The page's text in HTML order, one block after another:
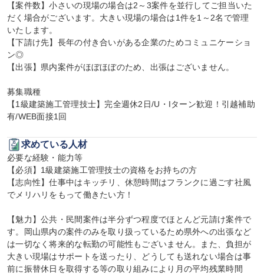
【案件数】小さいの現場の場合は2～3案件を並行してご担当いた
だく場合がございます。大きい現場の場合は1件を1～2名で管理
いたします。
【下請け先】長年の付き合いがある企業のためコミュニケーショ
ン◎
【出張】県内案件がほぼほぼのため、出張はございません。
募集職種
【1級建築施工管理技士】完全週休2日/U・Iターン歓迎！引越補助
有/WEB面接1回
求めている人材
必要な経験・能力等
【必須】1級建築施工管理技士の資格をお持ちの方
【志向性】仕事中はキッチリ、休憩時間はフランクに過ごす社風
でメリハリをもって働きたい方！
【魅力】公共・民間案件は半分ずつ程度でほとんど元請け案件で
す。岡山県内の案件のみを取り扱っているため県外への出張など
は一切なく将来的な転勤の可能性もございません。また、負担が
大きい現場はサポートを送ったり、どうしても送れない場合は事
前に振替休日を取得する等の取り組みにより月の平均残業時間